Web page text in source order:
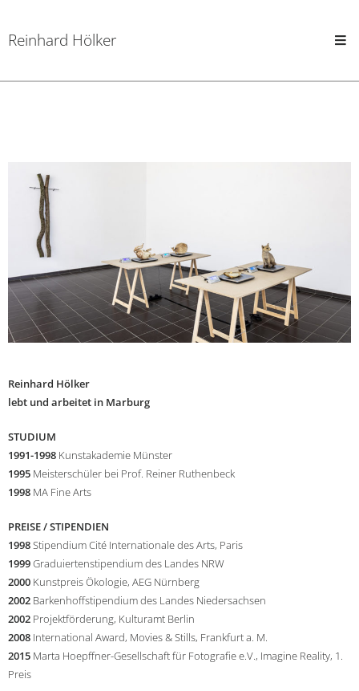
Reinhard Hölker
Reinhard Hölker
lebt und arbeitet in Marburg
STUDIUM
1991-1998 Kunstakademie Münster
1995 Meisterschüler bei Prof. Reiner Ruthenbeck
1998 MA Fine Arts
PREISE / STIPENDIEN
1998Stipendium Cité Internationale des Arts, Paris
1999Graduiertenstipendium des Landes NRW
2000 Kunstpreis Ökologie, AEG Nürnberg
2002 Barkenhoffstipendium des Landes Niedersachsen
2002 Projektförderung, Kulturamt Berlin
2008 International Award, Movies & Stills, Frankfurt a. M.
2015 Marta Hoepffner-Gesellschaft für Fotografie e.V., Imagine Reality, 1.
Preis